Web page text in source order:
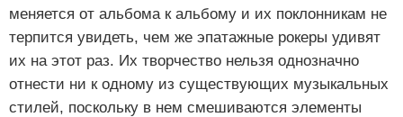
меняется от альбома к альбому и их поклонникам не
терпится увидеть, чем же эпатажные рокеры удивят
их на этот раз. Их творчество нельзя однозначно
отнести ни к одному из существующих музыкальных
стилей, поскольку в нем смешиваются элементы